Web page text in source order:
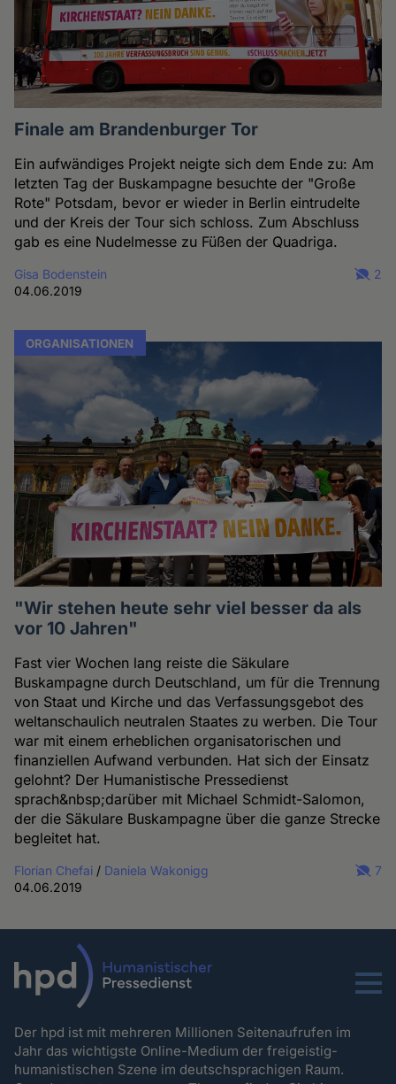
Finale am Brandenburger Tor
Ein aufwändiges Projekt neigte sich dem Ende zu: Am
letzten Tag der Buskampagne besuchte der "Große
Rote" Potsdam, bevor er wieder in Berlin eintrudelte
und der Kreis der Tour sich schloss. Zum Abschluss
gab es eine Nudelmesse zu Füßen der Quadriga.
Gisa Bodenstein
04.06.2019
2
ORGANISATIONEN
"Wir stehen heute sehr viel besser da als
vor 10 Jahren"
Fast vier Wochen lang reiste die Säkulare
Buskampagne durch Deutschland, um für die Trennung
von Staat und Kirche und das Verfassungsgebot des
weltanschaulich neutralen Staates zu werben. Die Tour
war mit einem erheblichen organisatorischen und
finanziellen Aufwand verbunden. Hat sich der Einsatz
gelohnt? Der Humanistische Pressedienst
sprach&nbsp;darüber mit Michael Schmidt-Salomon,
der die Säkulare Buskampagne über die ganze Strecke
begleitet hat.
Florian Chefai / Daniela Wakonigg
04.06.2019
7
Menu
Der hpd ist mit mehreren Millionen Seitenaufrufen im
Jahr das wichtigste Online-Medium der freigeistig-
humanistischen Szene im deutschsprachigen Raum.